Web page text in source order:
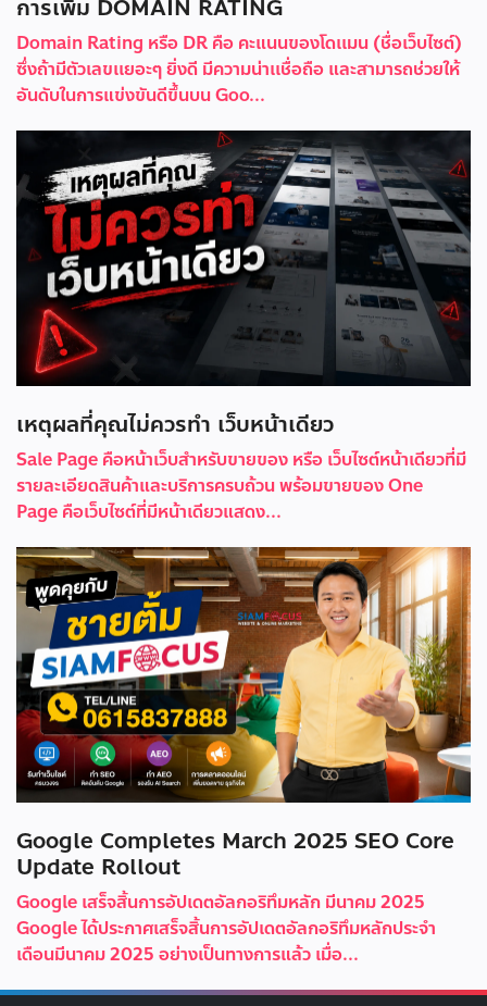
การเพิ่ม DOMAIN RATING
Domain Rating หรือ DR คือ คะแนนของโดเเมน (ชื่อเว็บไซต์)
ซึ่งถ้ามีตัวเลขเเยอะๆ ยิ่งดี มีความน่าเเชื่อถือ และสามารถช่วยให้
อันดับในการแข่งขันดีขึ้นบน Goo...
เหตุผลที่คุณไม่ควรทำ เว็บหน้าเดียว
Sale Page คือหน้าเว็บสำหรับขายของ หรือ เว็บไซต์หน้าเดียวที่มี
รายละเอียดสินค้าและบริการครบถ้วน พร้อมขายของ One
Page คือเว็บไซต์ที่มีหน้าเดียวแสดง...
Google Completes March 2025 SEO Core
Update Rollout
Google เสร็จสิ้นการอัปเดตอัลกอริทึมหลัก มีนาคม 2025
Google ได้ประกาศเสร็จสิ้นการอัปเดตอัลกอริทึมหลักประจำ
เดือนมีนาคม 2025 อย่างเป็นทางการแล้ว เมื่อ...